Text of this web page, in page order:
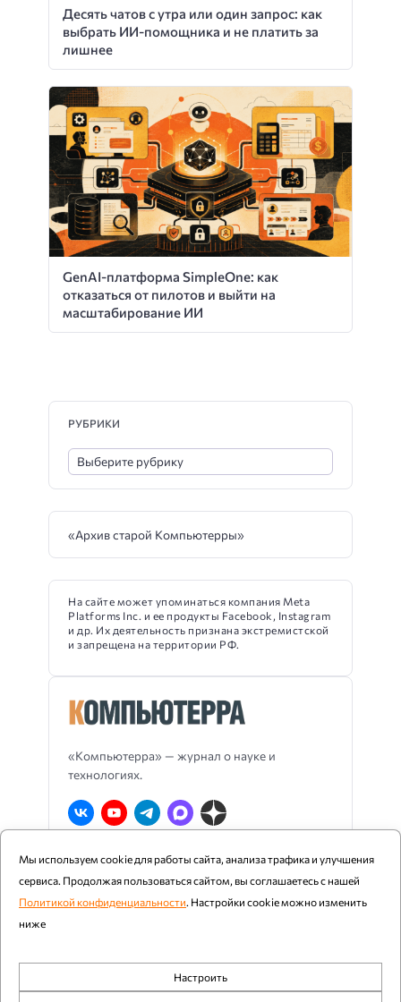
Десять чатов с утра или один запрос: как
выбрать ИИ-помощника и не платить за
лишнее
GenAI-платформа SimpleOne: как
отказаться от пилотов и выйти на
масштабирование ИИ
«Компьютерра» — журнал о науке и
технологиях.
О Компьютерре Блог издания
RSS
Реклама
Политика конфиденциальности
РУБРИКИ
«Архив старой Компьютерры»
На сайте может упоминаться компания Meta
Platforms Inc. и ее продукты Facebook, Instagram
и др. Их деятельность признана экстремистской
и запрещена на территории РФ.
Компьютерра ©1997 - 2026
При цитировании и использовании любых материалов
Мы используем cookie для работы сайта, анализа трафика и улучшения
сервиса. Продолжая пользоваться сайтом, вы соглашаетесь с нашей
Политикой конфиденциальности. Настройки cookie можно изменить
ниже
Обязательные
Настроить